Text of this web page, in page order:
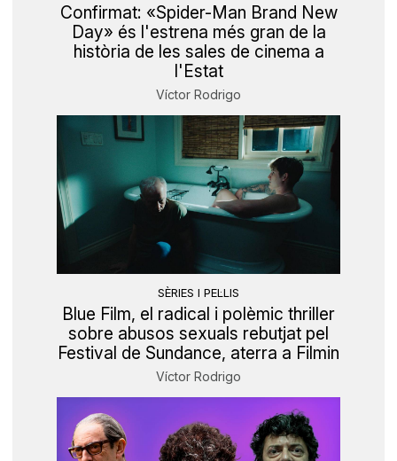
Confirmat: «Spider-Man Brand New
Day» és l'estrena més gran de la
història de les sales de cinema a
l'Estat
Víctor Rodrigo
SÈRIES I PEL·LIS
Blue Film, el radical i polèmic thriller
sobre abusos sexuals rebutjat pel
Festival de Sundance, aterra a Filmin
Víctor Rodrigo